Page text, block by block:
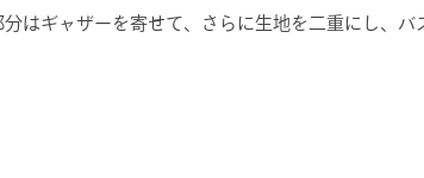
ギャザーを寄せて、さらに生地を二重にし、バ